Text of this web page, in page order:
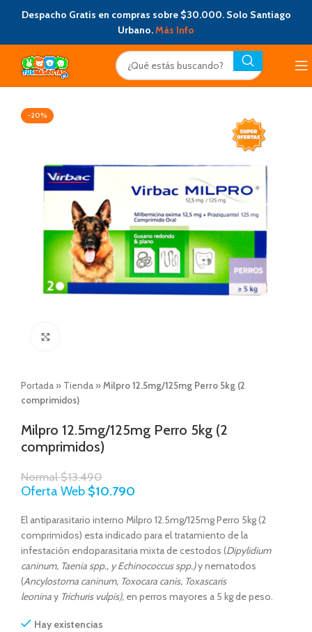
Despacho Gratis en compras sobre $30.000. Solo Santiago
Urbano.Más Info
-20%
Portada » Tienda »Milpro 12.5mg/125mg Perro 5kg (2
comprimidos)
Milpro 12.5mg/125mg Perro 5kg (2
comprimidos)
Normal$13.490
Oferta Web $10.790
El antiparasitario interno Milpro 12.5mg/125mg Perro 5kg (2
comprimidos) esta indicado para el tratamiento de la
infestación endoparasitaria mixta de cestodos (Dipylidium
caninum, Taenia spp., y Echinococcus spp.)y nematodos
(Ancylostoma caninum, Toxocara canis, Toxascaris
leoninay Trichuris vulpis), en perros mayores a 5 kg de peso.
Hay existencias